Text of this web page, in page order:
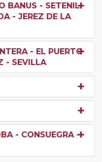
BANUS - SETENIL
- JEREZ DE LA
- EL PUERTO
- SEVILLA
- CONSUEGRA -